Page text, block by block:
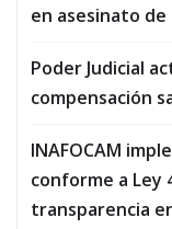
en asesinato de
Poder Judicial
compensación
INAFOCAM
conforme a Ley
transparencia